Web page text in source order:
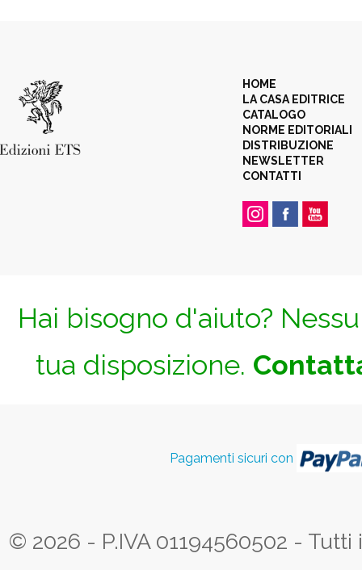
HOME
LA CASA EDITRICE
CATALOGO
NORME EDITORIALI
DISTRIBUZIONE
NEWSLETTER
CONTATTI
Hai bisogno d'aiuto?
tua disposizione.
Pagamenti sicuri con
© 2026 - P.IVA 01194560502 -